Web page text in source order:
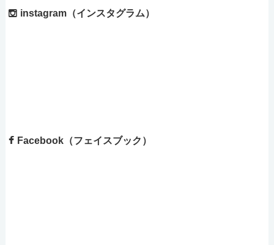
instagram（インスタグラム）
Facebook（フェイスブック）